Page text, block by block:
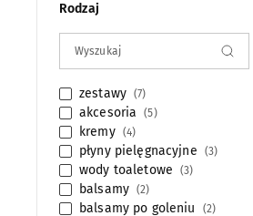
Rodzaj
zestawy 7
akcesoria 5
kremy 4
płyny pielęgnacyjne 3
wody toaletowe 3
balsamy 2
balsamy po goleniu 2